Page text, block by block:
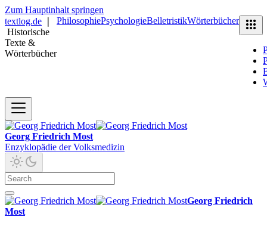
Zum Hauptinhalt springen
textlog.de
Historische
Texte &
Wörterbücher
PhilosophiePsychologieBelletristikWörterbücher
Georg Friedrich Most
Enzyklopädie der Volksmedizin
Georg Friedrich
Most